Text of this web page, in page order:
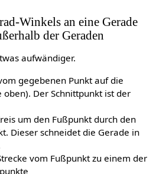
Winkels an eine Gerade
der Geraden
aufwändiger.
gegebenen Punkt auf die
oben). Der Schnittpunkt ist der
um den Fußpunkt durch den
Dieser schneidet die Gerade in
vom Fußpunkt zu einem der